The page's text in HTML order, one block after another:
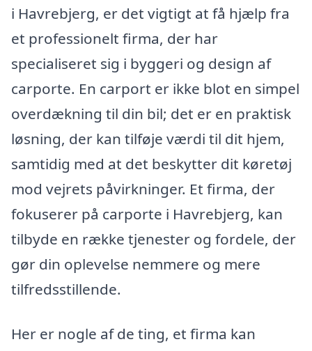
i Havrebjerg, er det vigtigt at få hjælp fra
et professionelt firma, der har
specialiseret sig i byggeri og design af
carporte. En carport er ikke blot en simpel
overdækning til din bil; det er en praktisk
løsning, der kan tilføje værdi til dit hjem,
samtidig med at det beskytter dit køretøj
mod vejrets påvirkninger. Et firma, der
fokuserer på carporte i Havrebjerg, kan
tilbyde en række tjenester og fordele, der
gør din oplevelse nemmere og mere
tilfredsstillende.
Her er nogle af de ting, et firma kan